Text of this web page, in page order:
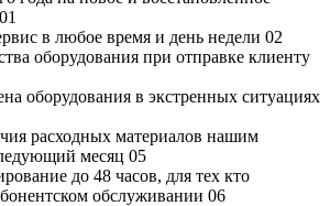
01
в любое время и день недели 02
оборудования при отправке клиенту
оборудования в экстренных ситуациях
расходных материалов нашим
месяц 05
до 48 часов, для тех кто
обслуживании 06